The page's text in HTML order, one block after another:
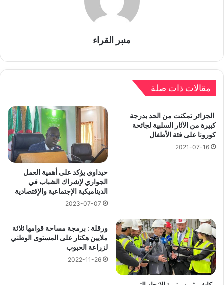
منبر القراء
مقالات ذات صلة
الجزائر تمكنت من الحد بدرجة
كبيرة من الآثار السلبية لجائحة
كورونا على فئة الأطفال
2021-07-16
حيداوي يؤكد على أهمية العمل
الجواري لإشراك الشباب في
الديناميكية الإجتماعية والإقتصادية
2023-07-07
ورقلة : برمجة مساحة قوامها ثلاثة
ملايين هكتار على المستوى الوطني
لزراعة الحبوب
2022-11-26